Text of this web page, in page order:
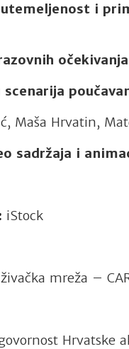
i
Maša Hrvatin,
sadržaja i
iStock
mreža –
Hrvatske